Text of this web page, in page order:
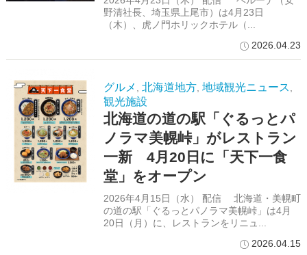
野清社長、埼玉県上尾市）は4月23日
（木）、虎ノ門ホリックホテル（...
2026.04.23
グルメ 北海道地方, 地域観光ニュース
観光施設
北海道の道の駅「ぐるっとパ
ノラマ美幌峠」がレストラン
一新 4月20日に「天下一食
堂」をオープン
2026年4月15日（水） 配信 北海道・美幌町
の道の駅「ぐるっとパノラマ美幌峠」は4月
20日（月）に、レストランをリニュ...
2026.04.15